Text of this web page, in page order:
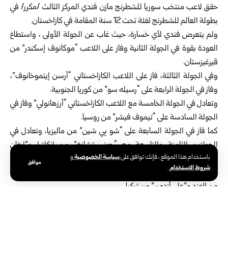
باستخدام هذا الموقع ، فإنك توافق علىسياسة الخصوصيةو
شروط الاستخدام.
موافق
حقق لاعب منتخب سوريا للشطرنج مازن فندي المركز الثالث /مكرر/ في
بطولة العالم للشطرنج لفئة تحت 12 سنة المقامة في كازاخستان.
ولم يتعرض فندي لأي خسارة، حيث غاب عن الجولة الأولى ، واستطاع
العودة بقوة في الجولة الثانية وفاز على اللاعب “موكانوف إسكندر” من
قيرغيزستان.
وفي الجولة الثالثة، فاز على اللاعب الكازاخستاني “أرسن إيتموخانوف”،
وفاز في الجولة الرابعة على “رسيله سو” من كوريا الجنوبية.
وتعادل في الجولة الخامسة مع اللاعب الكازاخستاني “أرزهانولي” وفاز في
الجولة السادسة على “تيموف فيشر” من روسيا.
كما فاز في الجولة السابعة على “شو يي شين” من ماليزيا، وتعادل في
الجولتين الثامنة والتاسعة مع “جوني تشانغ” من إنكلترا و”إيفان
كورديان” من روسيا.
وفار في الجولتين العاشرة والحادية عشرة على التوالي، على “آراف لاهب”
من الهند و”علي أزدمير” من تركيا.